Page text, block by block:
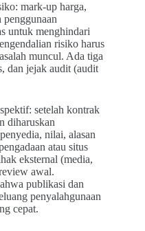
mark-up harga,
untuk menghindari
risiko harus
muncul. Ada tiga
dan jejak audit (audit
setelah kontrak
diharuskan
nilai, alasan
atau situs
eksternal (media,
awal.
publikasi dan
penyalahgunaan
cepat.